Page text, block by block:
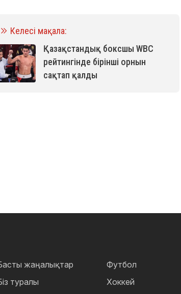
Келесі мақала:
Қазақстандық боксшы WBC
рейтингінде бірінші орнын
сақтап қалды
жаңалықтар
туралы
Футбол
Хоккей